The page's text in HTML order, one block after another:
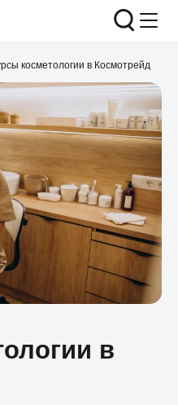
косметологии в Космотрейд
в